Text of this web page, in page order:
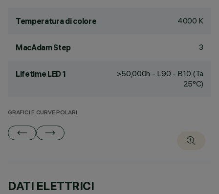
Temperatura di colore 4000 K
MacAdam Step 3
Lifetime LED 1
>50,000h - L90 - B10 (Ta
25°C)
GRAFICI E CURVE POLARI
DATI ELETTRICI